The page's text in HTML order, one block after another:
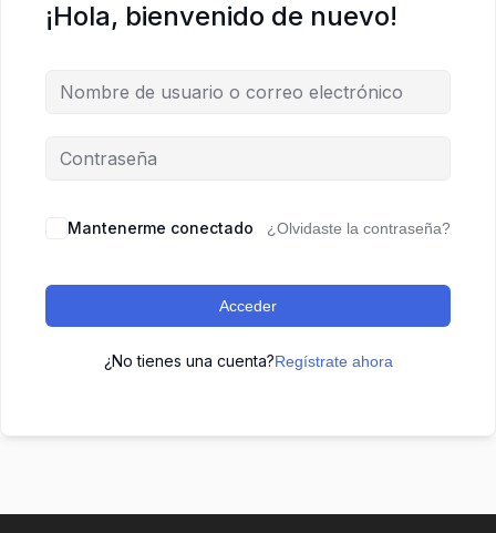
¡Hola, bienvenido de nuevo!
Mantenerme conectado ¿Olvidaste la contraseña?
Acceder
¿No tienes una cuenta?Regístrate ahora